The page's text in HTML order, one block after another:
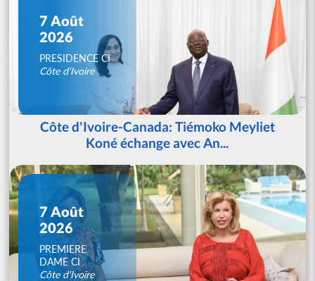
7 Août
2026
PRESIDENCE CI
Côte d'Ivoire
Côte d'Ivoire-Canada: Tiémoko Meyliet
Koné échange avec An...
7 Août
2026
PREMIERE
DAME CI
Côte d'Ivoire